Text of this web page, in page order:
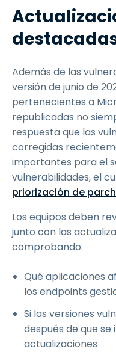
Además de las
versión de junio de
pertenecientes a
republicadas no
respuesta que las
corregidas
importantes para el
vulnerabilidades, el
priorización de
Los equipos deben
junto con las
comprobando:
Qué aplicaciones
los endpoints
Si las versiones
después de que
actualizaciones